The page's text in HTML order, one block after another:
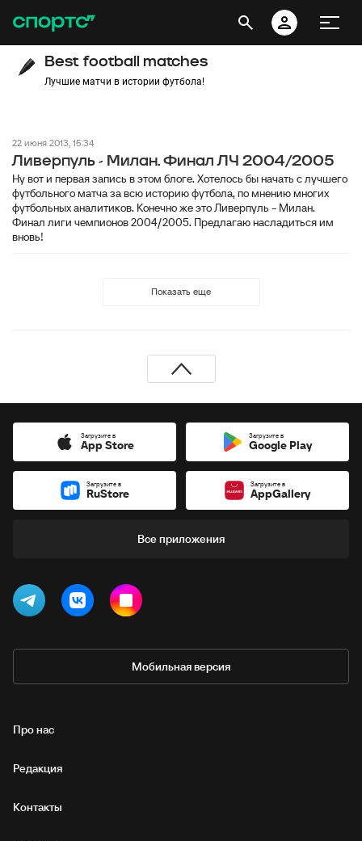
Best football matches
Лучшие матчи в истории футбола!
22 июня 2013, 15:34
Ливерпуль - Милан. Финал ЛЧ 2004/2005
Ну вот и первая запись в этом блоге. Хотелось бы начать с лучшего
футбольного матча за всю историю футбола, по мнению многих
футбольных аналитиков. Конечно же это Ливерпуль - Милан.
Финал лиги чемпионов 2004/2005. Предлагаю насладиться им
вновь!
Показать еще
Загрузите в
App Store
Загрузите в
Google Play
Загрузите в
RuStore
Загрузите в
AppGallery
Все приложения
Мобильная версия
Про нас
Редакция
Контакты